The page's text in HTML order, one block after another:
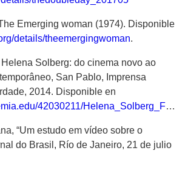
Emerging woman (1974). Disponible
details/theemergingwoman.
Solberg: do cinema novo ao
San Pablo, Imprensa
2014. Disponible en
“Um estudo em vídeo sobre o
do Brasil, Río de Janeiro, 21 de julio